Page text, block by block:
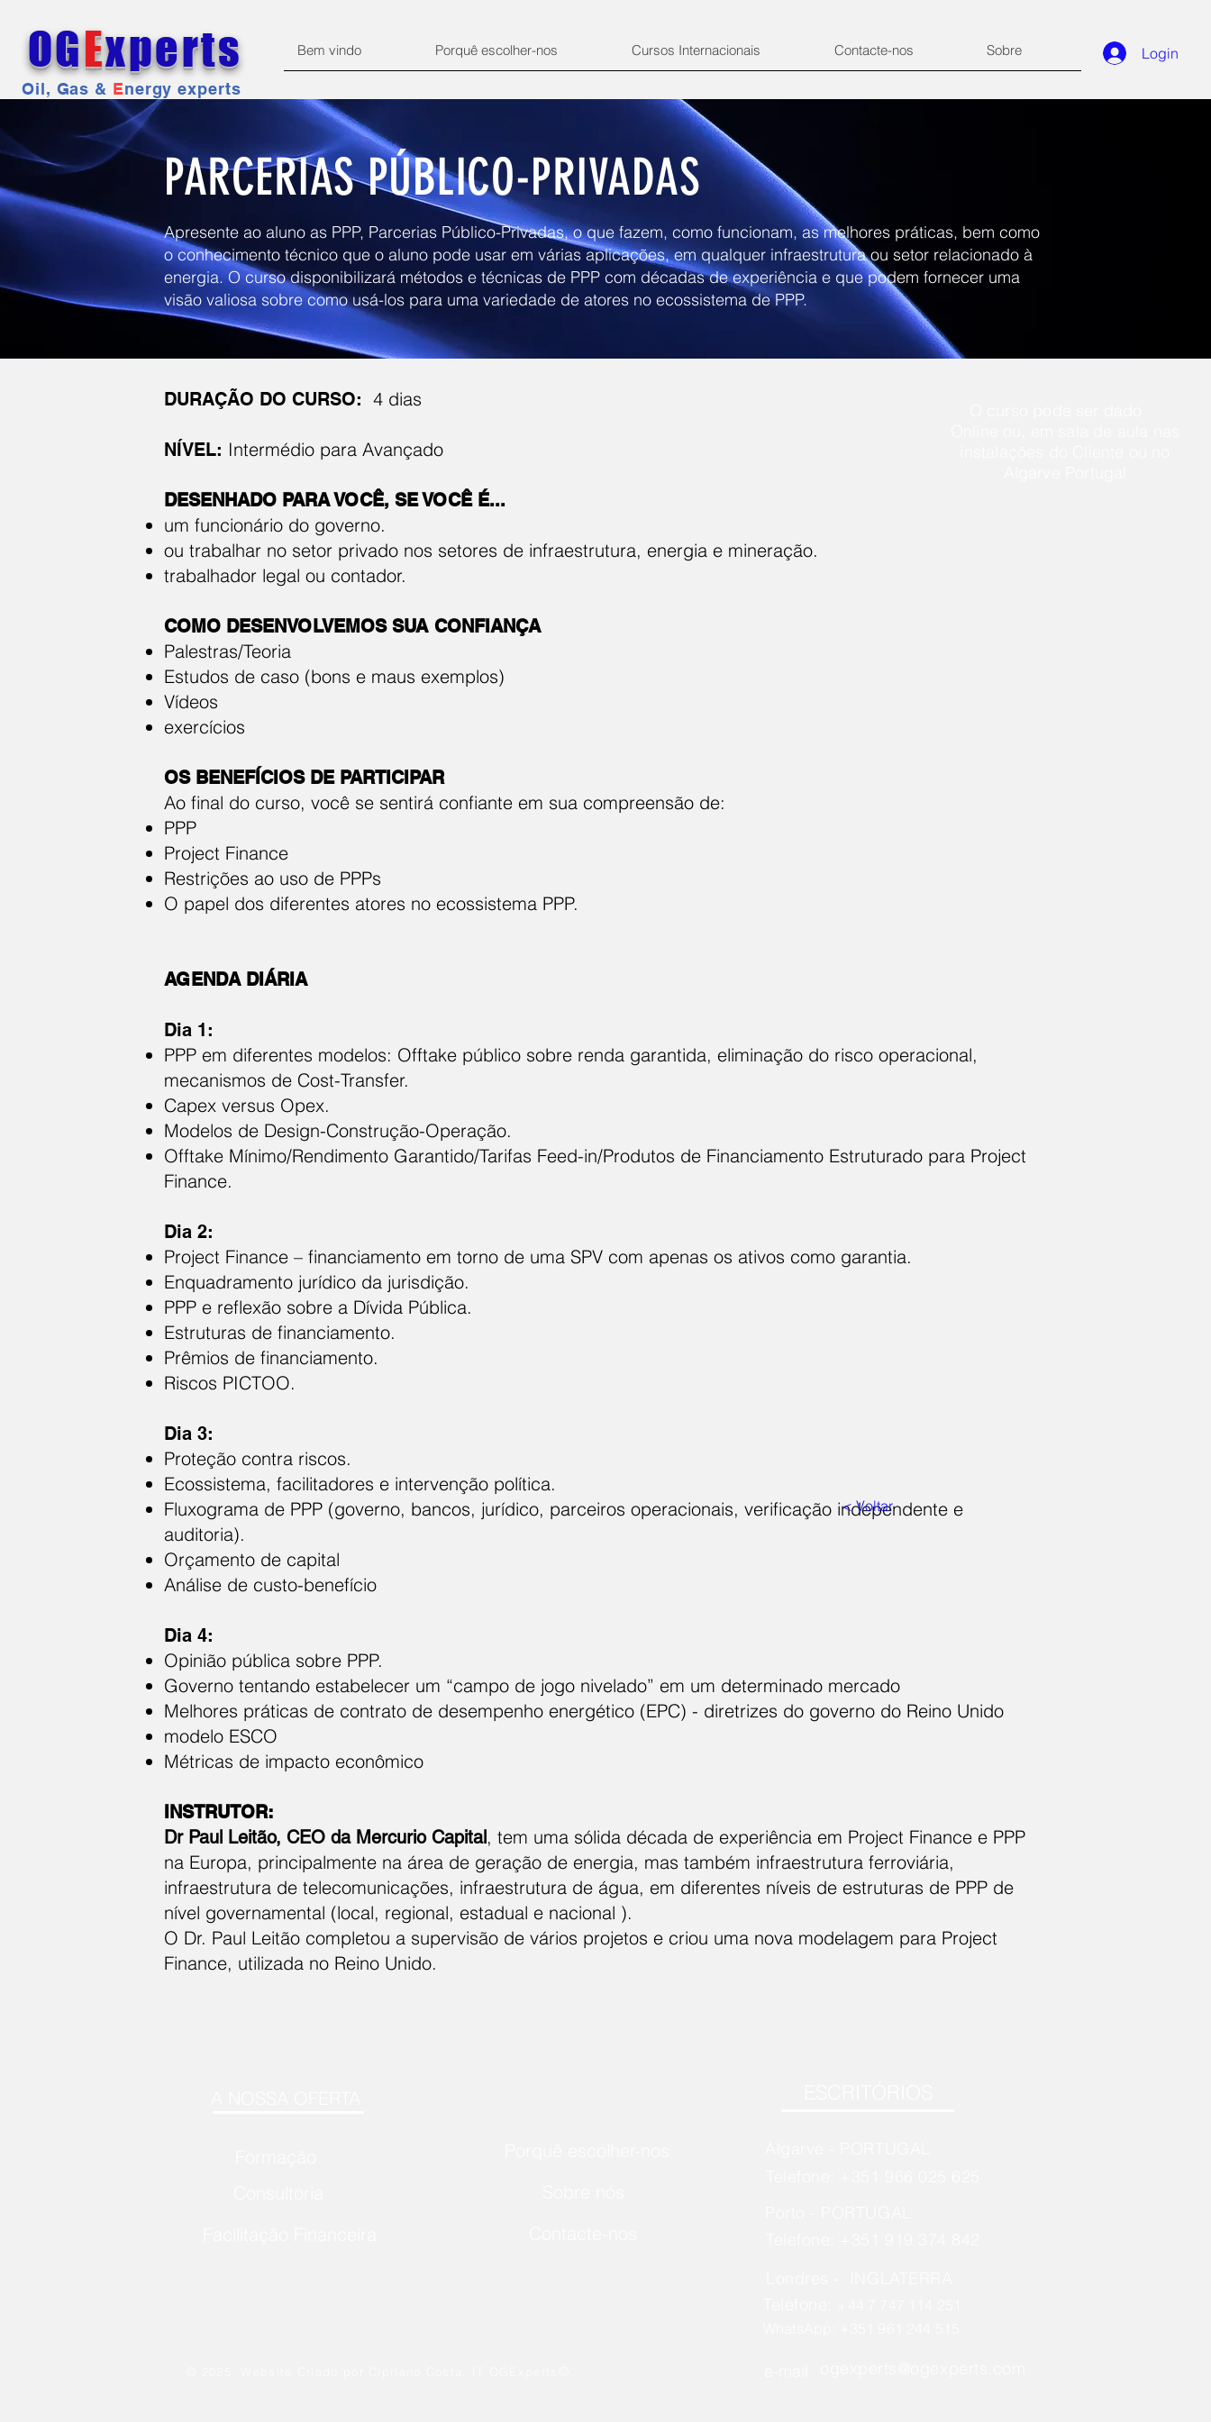
OGExperts
Oil, Gas & Energy experts
Bem vindo Porquê escolher-nos Cursos Internacionais Contacte-nos Sobre Login
PARCERIAS PÚBLICO-PRIVADAS
Apresente ao aluno as PPP, Parcerias Público-Privadas, o que fazem, como funcionam, as melhores práticas, bem como
o conhecimento técnico que o aluno pode usar em várias aplicações, em qualquer infraestrutura ou setor relacionado à
energia. O curso disponibilizará métodos e técnicas de PPP com décadas de experiência e que podem fornecer uma
visão valiosa sobre como usá-los para uma variedade de atores no ecossistema de PPP.
DURAÇÃO DO CURSO: 4 dias
NÍVEL: Intermédio para Avançado
DESENHADO PARA VOCÊ, SE VOCÊ É...
um funcionário do governo.
ou trabalhar no setor privado nos setores de infraestrutura, energia e mineração.
trabalhador legal ou contador.
COMO DESENVOLVEMOS SUA CONFIANÇA
Palestras/Teoria
Estudos de caso (bons e maus exemplos)
Vídeos
exercícios
OS BENEFÍCIOS DE PARTICIPAR
Ao final do curso, você se sentirá confiante em sua compreensão de:
PPP
Project Finance
Restrições ao uso de PPPs
O papel dos diferentes atores no ecossistema PPP.
AGENDA DIÁRIA
Dia 1:
PPP em diferentes modelos: Offtake público sobre renda garantida, eliminação do risco operacional,
mecanismos de Cost-Transfer.
Capex versus Opex.
Modelos de Design-Construção-Operação.
Offtake Mínimo/Rendimento Garantido/Tarifas Feed-in/Produtos de Financiamento Estruturado para Project
Finance.
Dia 2:
Project Finance – financiamento em torno de uma SPV com apenas os ativos como garantia.
Enquadramento jurídico da jurisdição.
PPP e reflexão sobre a Dívida Pública.
Estruturas de financiamento.
Prêmios de financiamento.
Riscos PICTOO.
Dia 3:
Proteção contra riscos.
Ecossistema, facilitadores e intervenção política.
Fluxograma de PPP (governo, bancos, jurídico, parceiros operacionais, verificação independente e
auditoria).
Orçamento de capital
Análise de custo-benefício
Dia 4:
Opinião pública sobre PPP.
Governo tentando estabelecer um “campo de jogo nivelado” em um determinado mercado
Melhores práticas de contrato de desempenho energético (EPC) - diretrizes do governo do Reino Unido
modelo ESCO
Métricas de impacto econômico
INSTRUTOR:
Dr Paul Leitão, CEO da Mercurio Capital, tem uma sólida década de experiência em Project Finance e PPP
na Europa, principalmente na área de geração de energia, mas também infraestrutura ferroviária,
infraestrutura de telecomunicações, infraestrutura de água, em diferentes níveis de estruturas de PPP de
nível governamental (local, regional, estadual e nacional ).
O Dr. Paul Leitão completou a supervisão de vários projetos e criou uma nova modelagem para Project
Finance, utilizada no Reino Unido.
< Voltar